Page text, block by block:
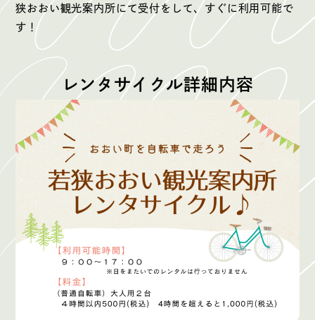
狭おおい観光案内所にて受付をして、すぐに利用可能で
す！
レンタサイクル詳細内容